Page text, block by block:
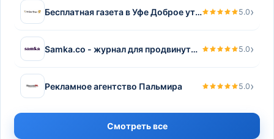
Бесплатная газета в Уфе Доброе утро 5.0›
Samka.co - журнал для продвинутых и уверенных в себе женщин 5.0›
Рекламное агентство Пальмира 5.0›
Смотреть все